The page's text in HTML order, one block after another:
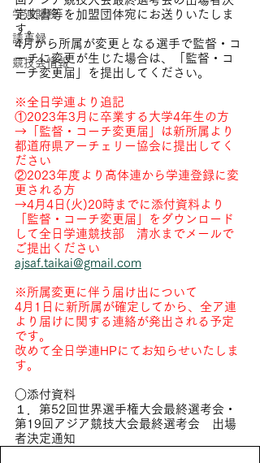
学連財務
議事録
競技会情報
定文書等を加盟団体宛にお送りいたしま
す。
4月から所属が変更となる選手で監督・コ
ーチに変更が生じた場合は、「監督・コ
ーチ変更届」を提出してください。
※全日学連より追記
①2023年3月に卒業する大学4年生の方
→「監督・コーチ変更届」は新所属より
都道府県アーチェリー協会に提出してく
ださい
②2023年度より高体連から学連登録に変
更される方
→4月4日(火)20時までに添付資料より
「監督・コーチ変更届」をダウンロード
して全日学連競技部　清水までメールで
ご提出ください
ajsaf.taikai@gmail.com
※所属変更に伴う届け出について
4月1日に新所属が確定してから、全ア連
より届けに関する連絡が発出される予定
です。
改めて全日学連HPにてお知らせいたしま
す。
○添付資料
１．第52回世界選手権大会最終選考会・
第19回アジア競技大会最終選考会　出場
者決定通知